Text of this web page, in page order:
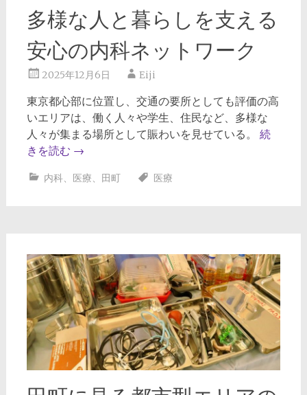
多様な人と暮らしを支える
安心の内科ネットワーク
2025年12月6日 Eiji
東京都心部に位置し、交通の要所としても評価の高
いエリアは、働く人々や学生、住民など、多様な
人々が集まる場所として賑わいを見せている。 続
きを読む →
内科、 医療、 田町 医療